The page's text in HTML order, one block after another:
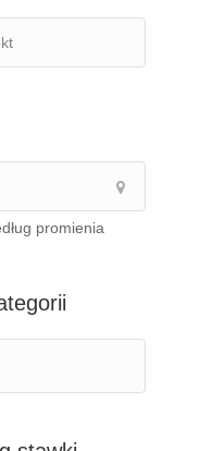
promienia